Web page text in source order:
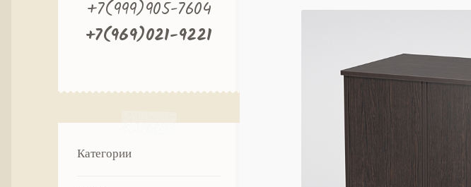
+7(999)905-7604
+7(969)021-9221
Категории